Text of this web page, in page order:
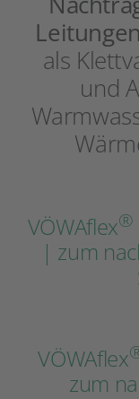
Leitungen
als
und
VÖWAflex®
| zum
VÖWAflex
zum